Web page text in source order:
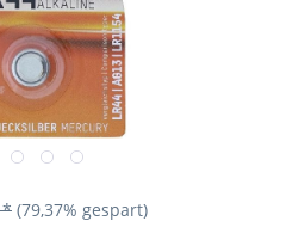
* (79,37% gespart)